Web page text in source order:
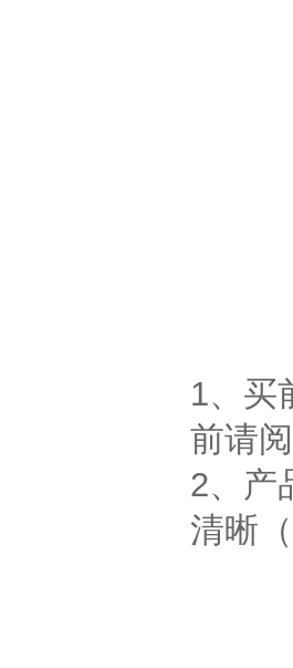
1、买
前请
2、产
清晰